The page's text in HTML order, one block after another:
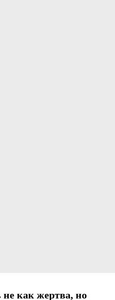
как жертва, но